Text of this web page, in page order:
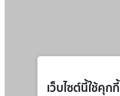
เว็บไซต์นี้ใช้คุกกี้